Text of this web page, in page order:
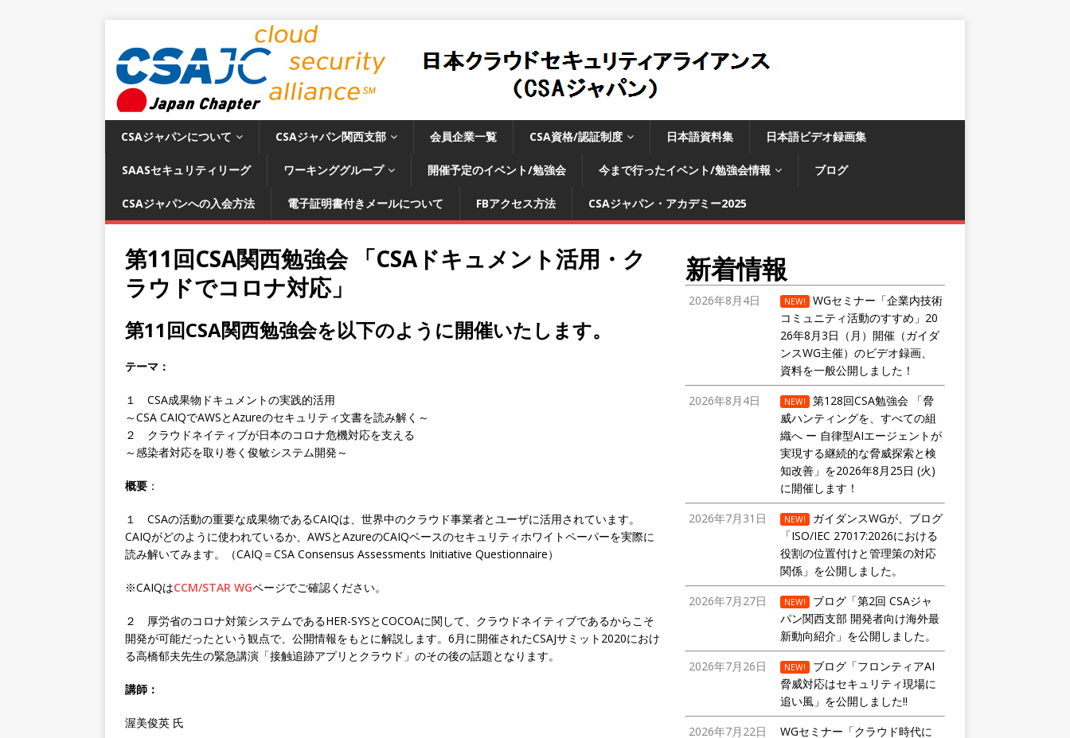
CSAジャパンについて CSAジャパン関西支部 会員企業一覧 CSA資格/認証制度 日本語資料集 日本語ビデオ録画集
SAASセキュリティリーグ ワーキンググループ 開催予定のイベント/勉強会 今まで行ったイベント/勉強会情報 ブログ
CSAジャパンへの入会方法 電子証明書付きメールについて FBアクセス方法 CSAジャパン・アカデミー2025
第11回CSA関西勉強会 「CSAドキュメント活用・ク
ラウドでコロナ対応」
第11回CSA関西勉強会を以下のように開催いたします。
テーマ：
１ CSA成果物ドキュメントの実践的活用
～CSA CAIQでAWSとAzureのセキュリティ文書を読み解く～
２ クラウドネイティブが日本のコロナ危機対応を支える
～感染者対応を取り巻く俊敏システム開発～
概要 ：
１ CSAの活動の重要な成果物であるCAIQは、世界中のクラウド事業者とユーザに活用されています。
CAIQがどのように使われているか、AWSとAzureのCAIQベースのセキュリティホワイトペーパーを実際に
読み解いてみます。（CAIQ＝CSA Consensus Assessments Initiative Questionnaire）
※CAIQはCCM/STAR WGページでご確認ください。
２ 厚労省のコロナ対策システムであるHER-SYSとCOCOAに関して、クラウドネイティブであるからこそ
開発が可能だったという観点で、公開情報をもとに解説します。6月に開催されたCSAJサミット2020におけ
る高橋郁夫先生の緊急講演「接触追跡アプリとクラウド」のその後の話題となります。
講師：
渥美俊英 氏
新着情報
2026年8月4日 NEW!
WGセミナー「企業内技術
コミュニティ活動のすすめ」20
26年8月3日（月）開催（ガイダ
ンスWG主催）のビデオ録画、
資料を一般公開しました！
2026年8月4日
NEW!
第128回CSA勉強会 「脅
威ハンティングを、すべての組
織へ ー 自律型AIエージェントが
実現する継続的な脅威探索と検
知改善」を2026年8月25日 (火)
に開催します！
2026年7月31日
NEW!
ガイダンスWGが、ブログ
「ISO/IEC 27017:2026における
役割の位置付けと管理策の対応
関係」を公開しました。
2026年7月27日
NEW!
ブログ「第2回 CSAジャ
パン関西支部 開発者向け海外最
新動向紹介」を公開しました。
2026年7月26日
NEW!
ブログ「フロンティアAI
脅威対応はセキュリティ現場に
追い風」を公開しました!!
2026年7月22日
WGセミナー「クラウド時代に